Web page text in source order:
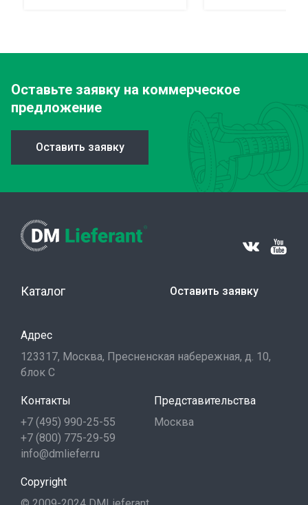
Оставьте заявку на коммерческое
предложение
Оставить заявку
Каталог Оставить заявку
Адрес
123317, Москва, Пресненская набережная, д. 10,
блок С
Контакты
+7 (495) 990-25-55
+7 (800) 775-29-59
info@dmliefer.ru
Представительства
Москва
Copyright